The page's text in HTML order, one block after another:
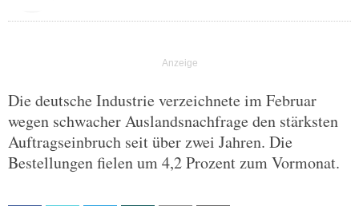
Die deutsche Industrie verzeichnete im Februar
wegen schwacher Auslandsnachfrage den stärksten
Auftragseinbruch seit über zwei Jahren. Die
Bestellungen fielen um 4,2 Prozent zum Vormonat.